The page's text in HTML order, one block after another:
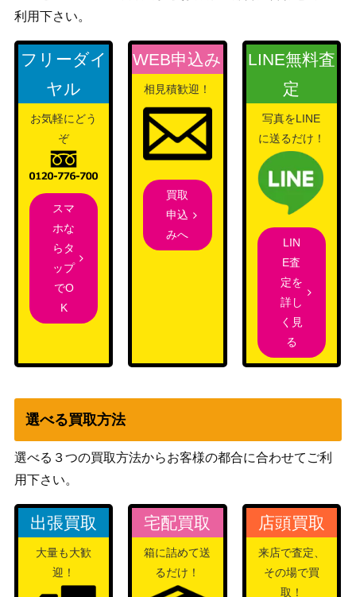
利用下さい。
フリーダイ
ヤル
お気軽にどう
ぞ
スマ
ホな
らタ
ップ
でO
K
WEB申込み
相見積歓迎！
買取
申込
みへ
LINE無料査
定
写真をLINE
に送るだけ！
LIN
E査
定を
詳し
く見
る
選べる買取方法
選べる３つの買取方法からお客様の都合に合わせてご利
用下さい。
出張買取
大量も大歓
迎！
宅配買取
箱に詰めて送
るだけ！
店頭買取
来店で査定、
その場で買
取！